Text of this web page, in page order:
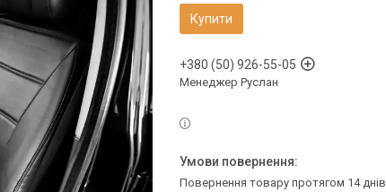
Купити
+380 (50) 926-55-05
Менеджер Руслан
повернення товару протягом 14 днів